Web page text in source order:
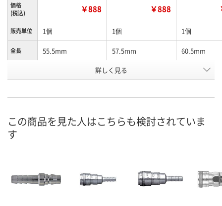
価格
(税込)
￥888 ￥888
販売単位 1個 1個 1個
全長 55.5mm 57.5mm 60.5mm
P850124 P850128
詳しく見る
この商品を見た人はこちらも検討されていま
す